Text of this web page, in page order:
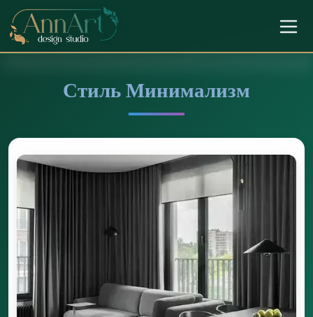
Стиль Минимализм